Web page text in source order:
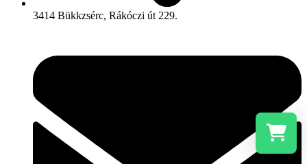
3414 Bükkzsérc, Rákóczi út 229.